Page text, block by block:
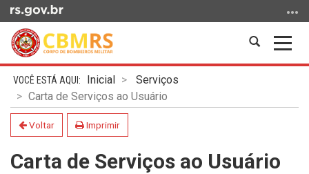
para
conteúdo
menu
para
Abrir
Início
conteúdo
Inicial
Serviços
Carta de Serviços ao Usuário
Voltar Imprimir
Carta de Serviços ao Usuário